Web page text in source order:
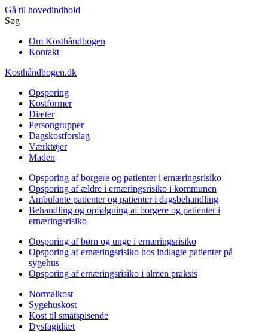
Gå til hovedindhold
Søg
Om Kosthåndbogen
Kontakt
Kosthåndbogen.dk
Opsporing
Kostformer
Diæter
Persongrupper
Dagskostforslag
Værktøjer
Maden
Opsporing af borgere og patienter i ernæringsrisiko
Opsporing af ældre i ernæringsrisiko i kommunen
Ambulante patienter og patienter i dagsbehandling
Behandling og opfølgning af borgere og patienter i
ernæringsrisiko
Opsporing af børn og unge i ernæringsrisiko
Opsporing af ernæringsrisiko hos indlagte patienter på
sygehus
Opsporing af ernæringsrisiko i almen praksis
Normalkost
Sygehuskost
Kost til småtspisende
Dysfagidiæt